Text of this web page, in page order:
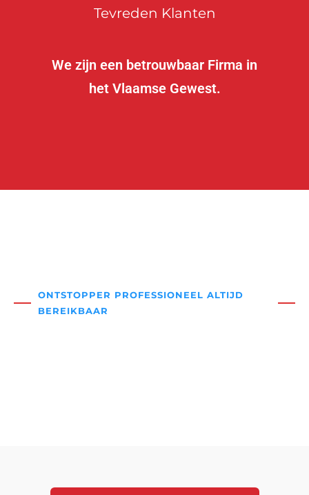
Tevreden Klanten
We zijn een betrouwbaar Firma in
het Vlaamse Gewest.
ONTSTOPPER PROFESSIONEEL ALTIJD
BEREIKBAAR